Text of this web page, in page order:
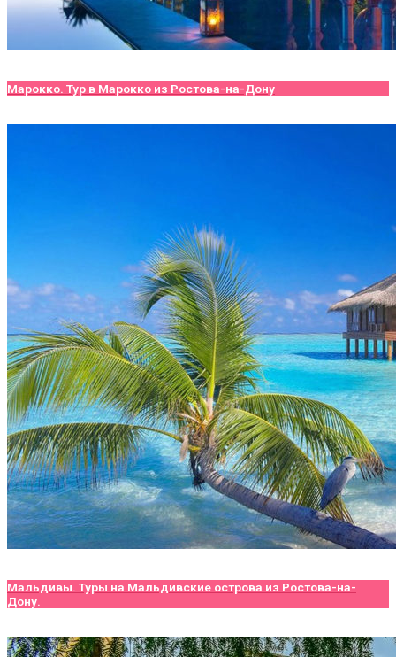
Марокко. Тур в Марокко из Ростова-на-Дону
Мальдивы. Туры на Мальдивские острова из Ростова-на-
Дону.